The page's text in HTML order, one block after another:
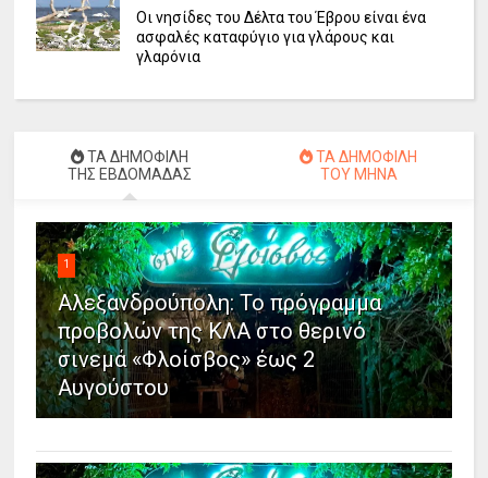
Οι νησίδες του Δέλτα του Έβρου είναι ένα
ασφαλές καταφύγιο για γλάρους και
γλαρόνια
ΤΑ ΔΗΜΟΦΙΛΗ
ΤΗΣ ΕΒΔΟΜΑΔΑΣ
ΤΑ ΔΗΜΟΦΙΛΗ
ΤΟΥ ΜΗΝΑ
1
Αλεξανδρούπολη: Το πρόγραμμα
προβολών της ΚΛΑ στο θερινό
σινεμά «Φλοίσβος» έως 2
Αυγούστου